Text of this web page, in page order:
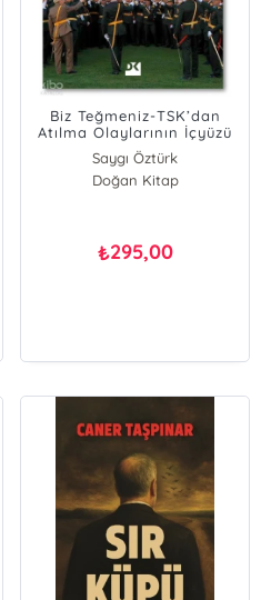
Biz Teğmeniz-TSK’dan
Atılma Olaylarının İçyüzü
Saygı Öztürk
Doğan Kitap
₺295,00